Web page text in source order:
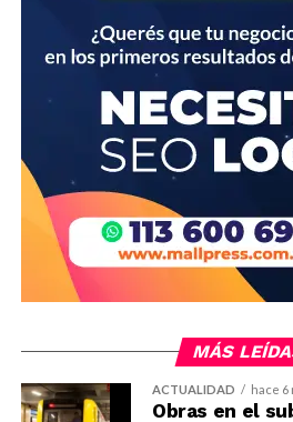
MÁS
ACTUALIDAD hace 6
Obras en el